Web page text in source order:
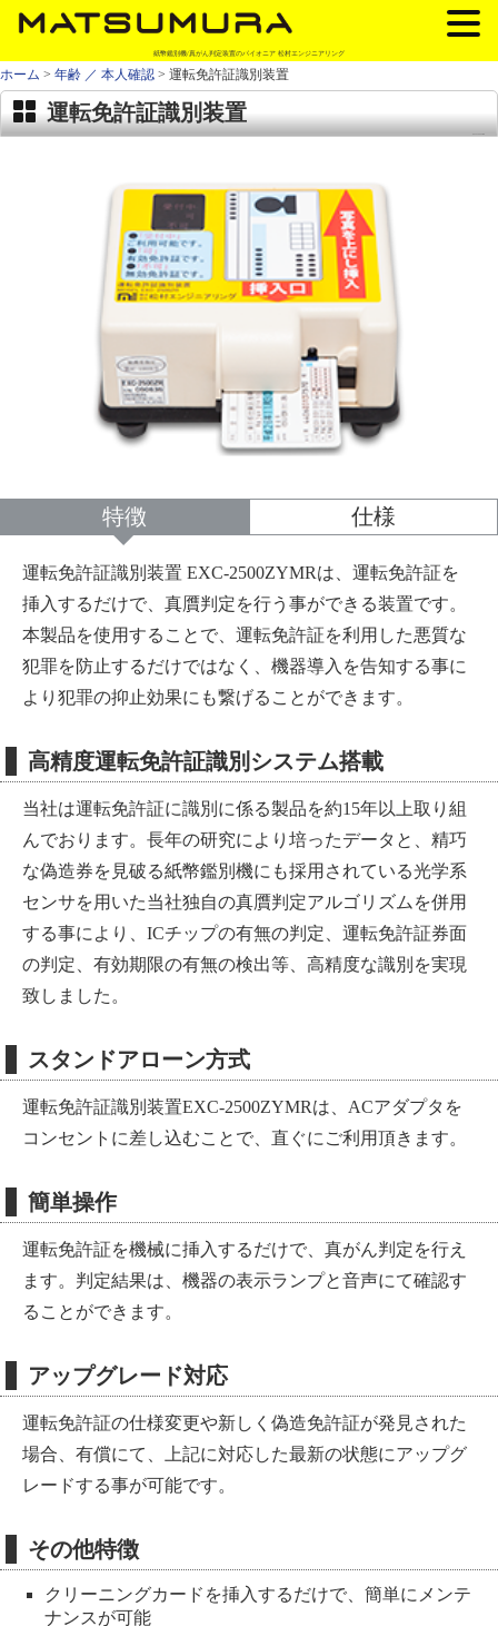
紙幣鑑別機/真がん判定装置のパイオニア 松村エンジニアリング
ホーム > 年齢 ／ 本人確認 > 運転免許証識別装置
運転免許証識別装置
特徴 仕様
運転免許証識別装置 EXC-2500ZYMRは、運転免許証を
挿入するだけで、真贋判定を行う事ができる装置です。
本製品を使用することで、運転免許証を利用した悪質な
犯罪を防止するだけではなく、機器導入を告知する事に
より犯罪の抑止効果にも繋げることができます。
高精度運転免許証識別システム搭載
当社は運転免許証に識別に係る製品を約15年以上取り組
んでおります。長年の研究により培ったデータと、精巧
な偽造券を見破る紙幣鑑別機にも採用されている光学系
センサを用いた当社独自の真贋判定アルゴリズムを併用
する事により、ICチップの有無の判定、運転免許証券面
の判定、有効期限の有無の検出等、高精度な識別を実現
致しました。
スタンドアローン方式
運転免許証識別装置EXC-2500ZYMRは、ACアダプタを
コンセントに差し込むことで、直ぐにご利用頂きます。
簡単操作
運転免許証を機械に挿入するだけで、真がん判定を行え
ます。判定結果は、機器の表示ランプと音声にて確認す
ることができます。
アップグレード対応
運転免許証の仕様変更や新しく偽造免許証が発見された
場合、有償にて、上記に対応した最新の状態にアップグ
レードする事が可能です。
その他特徴
クリーニングカードを挿入するだけで、簡単にメンテ
ナンスが可能